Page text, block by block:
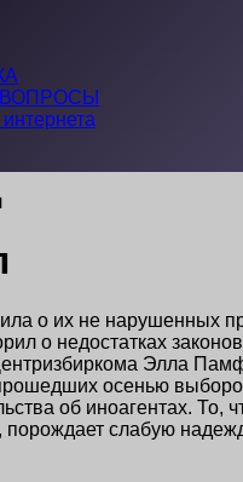
о их не нарушенных
о недостатках
Элла
осенью
об иноагентах. То,
порождает слабую